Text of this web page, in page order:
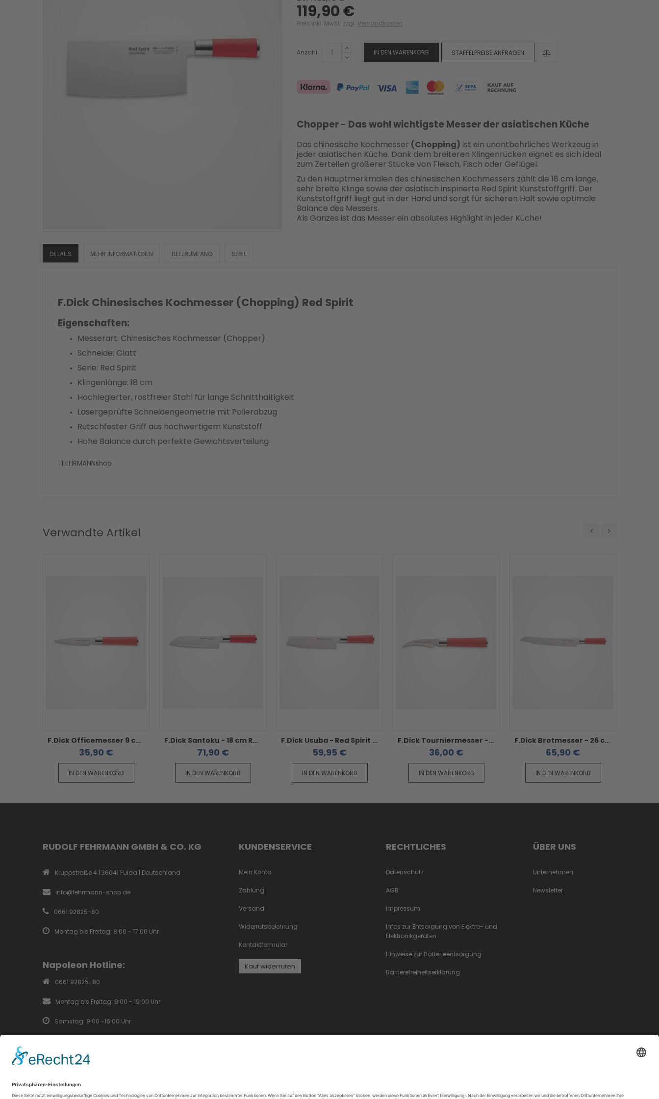
119,90 €
Preis inkl. MwSt. zzgl. Versandkosten
Anzahl IN DEN WARENKORB STAFFELPREISE ANFRAGEN
Chopper - Das wohl wichtigste Messer der asiatischen Küche
Das chinesische Kochmesser (Chopping) ist ein unentbehrliches Werkzeug in
jeder asiatischen Küche. Dank dem breiteren Klingenrücken eignet es sich ideal
zum Zerteilen größerer Stücke von Fleisch, Fisch oder Geflügel.
Zu den Hauptmerkmalen des chinesischen Kochmessers zählt die 18 cm lange,
sehr breite Klinge sowie der asiatisch inspirierte Red Spirit Kunststoffgriff. Der
Kunststoffgriff liegt gut in der Hand und sorgt für sicheren Halt sowie optimale
Balance des Messers.
Als Ganzes ist das Messer ein absolutes Highlight in jeder Küche!
DETAILS MEHR INFORMATIONEN LIEFERUMFANG SERIE
F.Dick Chinesisches Kochmesser (Chopping) Red Spirit
Eigenschaften:
Messerart: Chinesisches Kochmesser (Chopper)
Schneide: Glatt
Serie: Red Spirit
Klingenlänge: 18 cm
Hochlegierter, rostfreier Stahl für lange Schnitthaltigkeit
Lasergeprüfte Schneidengeometrie mit Polierabzug
Rutschfester Griff aus hochwertigem Kunststoff
Hohe Balance durch perfekte Gewichtsverteilung
| FEHRMANNshop
Verwandte Artikel
F.Dick Officemesser 9 cm - Red Spirit
35,90 €
IN DEN WARENKORB
F.Dick Santoku - 18 cm Red Spirit
71,90 €
IN DEN WARENKORB
F.Dick Usuba - Red Spirit 18 cm
59,95 €
IN DEN WARENKORB
F.Dick Tourniermesser - 7 cm Red Spirit
36,00 €
IN DEN WARENKORB
F.Dick Brotmesser - 26 cm Red Spirit
65,90 €
IN DEN WARENKORB
RUDOLF FEHRMANN GMBH & CO. KG
Kruppstraße 4 | 36041 Fulda | Deutschland
info@fehrmann-shop.de
0661 92825-80
Montag bis Freitag: 8:00 - 17:00 Uhr
Napoleon Hotline:
0661 92825-80
Montag bis Freitag: 9:00 - 19:00 Uhr
Samstag: 9:00 -16:00 Uhr
KUNDENSERVICE
Mein Konto
Zahlung
Versand
Widerrufsbelehrung
Kontaktformular
Kauf widerrufen
RECHTLICHES
Datenschutz
AGB
Impressum
Infos zur Entsorgung von Elektro- und
Elektronikgeräten
Hinweise zur Batterieentsorgung
Barrierefreiheitserklärung
ÜBER UNS
Unternehmen
Newsletter